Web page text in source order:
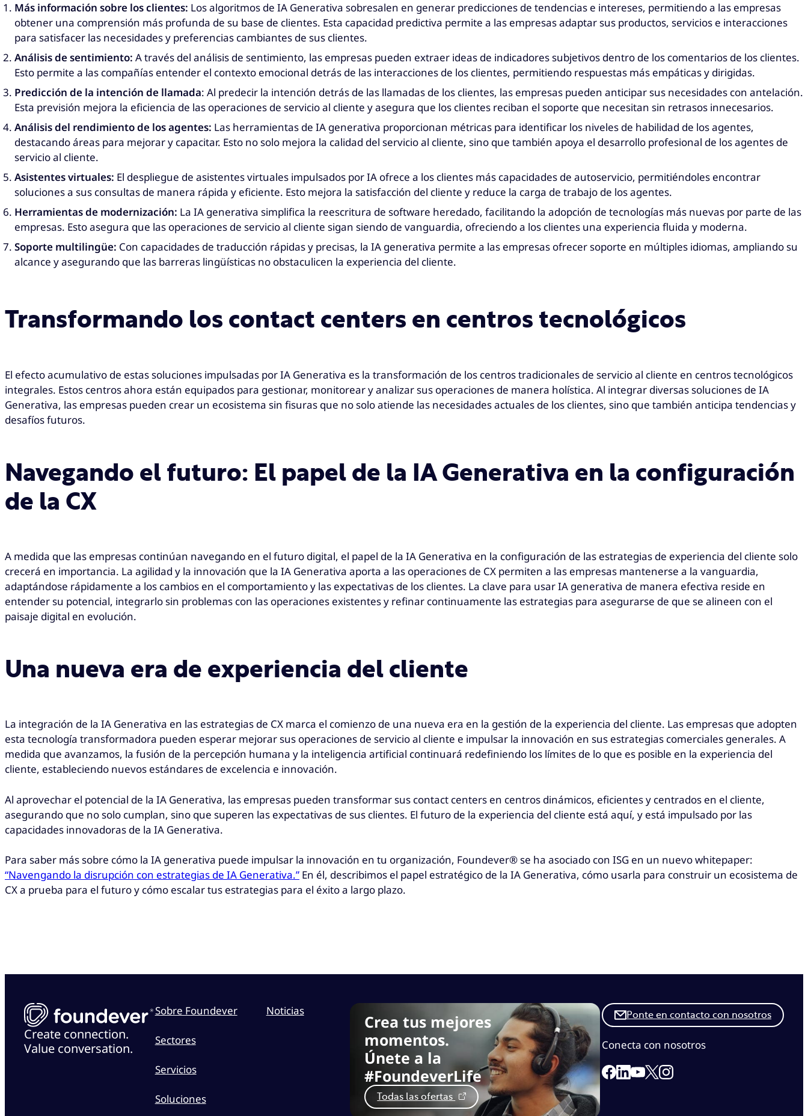
Más información sobre los clientes: Los algoritmos de IA Generativa sobresalen en generar predicciones de tendencias e intereses, permitiendo a las empresas
obtener una comprensión más profunda de su base de clientes. Esta capacidad predictiva permite a las empresas adaptar sus productos, servicios e interacciones
para satisfacer las necesidades y preferencias cambiantes de sus clientes.
Análisis de sentimiento: A través del análisis de sentimiento, las empresas pueden extraer ideas de indicadores subjetivos dentro de los comentarios de los clientes.
Esto permite a las compañías entender el contexto emocional detrás de las interacciones de los clientes, permitiendo respuestas más empáticas y dirigidas.
Predicción de la intención de llamada: Al predecir la intención detrás de las llamadas de los clientes, las empresas pueden anticipar sus necesidades con antelación.
Esta previsión mejora la eficiencia de las operaciones de servicio al cliente y asegura que los clientes reciban el soporte que necesitan sin retrasos innecesarios.
Análisis del rendimiento de los agentes: Las herramientas de IA generativa proporcionan métricas para identificar los niveles de habilidad de los agentes,
destacando áreas para mejorar y capacitar. Esto no solo mejora la calidad del servicio al cliente, sino que también apoya el desarrollo profesional de los agentes de
servicio al cliente.
Asistentes virtuales: El despliegue de asistentes virtuales impulsados por IA ofrece a los clientes más capacidades de autoservicio, permitiéndoles encontrar
soluciones a sus consultas de manera rápida y eficiente. Esto mejora la satisfacción del cliente y reduce la carga de trabajo de los agentes.
Herramientas de modernización: La IA generativa simplifica la reescritura de software heredado, facilitando la adopción de tecnologías más nuevas por parte de las
empresas. Esto asegura que las operaciones de servicio al cliente sigan siendo de vanguardia, ofreciendo a los clientes una experiencia fluida y moderna.
Soporte multilingüe: Con capacidades de traducción rápidas y precisas, la IA generativa permite a las empresas ofrecer soporte en múltiples idiomas, ampliando su
alcance y asegurando que las barreras lingüísticas no obstaculicen la experiencia del cliente.
Transformando los contact centers en centros tecnológicos
El efecto acumulativo de estas soluciones impulsadas por IA Generativa es la transformación de los centros tradicionales de servicio al cliente en centros tecnológicos
integrales. Estos centros ahora están equipados para gestionar, monitorear y analizar sus operaciones de manera holística. Al integrar diversas soluciones de IA
Generativa, las empresas pueden crear un ecosistema sin fisuras que no solo atiende las necesidades actuales de los clientes, sino que también anticipa tendencias y
desafíos futuros.
Navegando el futuro: El papel de la IA Generativa en la configuración
de la CX
A medida que las empresas continúan navegando en el futuro digital, el papel de la IA Generativa en la configuración de las estrategias de experiencia del cliente solo
crecerá en importancia. La agilidad y la innovación que la IA Generativa aporta a las operaciones de CX permiten a las empresas mantenerse a la vanguardia,
adaptándose rápidamente a los cambios en el comportamiento y las expectativas de los clientes. La clave para usar IA generativa de manera efectiva reside en
entender su potencial, integrarlo sin problemas con las operaciones existentes y refinar continuamente las estrategias para asegurarse de que se alineen con el
paisaje digital en evolución.
Una nueva era de experiencia del cliente
La integración de la IA Generativa en las estrategias de CX marca el comienzo de una nueva era en la gestión de la experiencia del cliente. Las empresas que adopten
esta tecnología transformadora pueden esperar mejorar sus operaciones de servicio al cliente e impulsar la innovación en sus estrategias comerciales generales. A
medida que avanzamos, la fusión de la percepción humana y la inteligencia artificial continuará redefiniendo los límites de lo que es posible en la experiencia del
cliente, estableciendo nuevos estándares de excelencia e innovación.
Al aprovechar el potencial de la IA Generativa, las empresas pueden transformar sus contact centers en centros dinámicos, eficientes y centrados en el cliente,
asegurando que no solo cumplan, sino que superen las expectativas de sus clientes. El futuro de la experiencia del cliente está aquí, y está impulsado por las
capacidades innovadoras de la IA Generativa.
Para saber más sobre cómo la IA generativa puede impulsar la innovación en tu organización, Foundever® se ha asociado con ISG en un nuevo whitepaper:
“Navengando la disrupción con estrategias de IA Generativa.” En él, describimos el papel estratégico de la IA Generativa, cómo usarla para construir un ecosistema de
CX a prueba para el futuro y cómo escalar tus estrategias para el éxito a largo plazo.
Create connection.
Value conversation.
Sobre Foundever
Sectores
Servicios
Soluciones
Noticias
Crea tus mejores
momentos.
Únete a la
#FoundeverLife
Todas las ofertas
Ponte en contacto con nosotros
Conecta con nosotros
Link to our Facebook page
Link to our Linkedin page
Link to our Youtube page
Link to our X page
Link to our Instagram page